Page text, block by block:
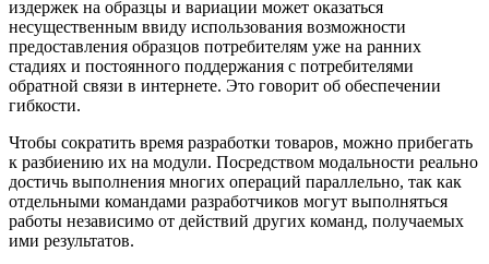
издержек на образцы и вариации может оказаться
несущественным ввиду использования возможности
предоставления образцов потребителям уже на ранних
стадиях и постоянного поддержания с потребителями
обратной связи в интернете. Это говорит об обеспечении
гибкости.
Чтобы сократить время разработки товаров, можно прибегать
к разбиению их на модули. Посредством модальности реально
достичь выполнения многих операций параллельно, так как
отдельными командами разработчиков могут выполняться
работы независимо от действий других команд, получаемых
ими результатов.